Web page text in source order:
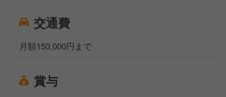
交通費
月額150,000円まで
賞与